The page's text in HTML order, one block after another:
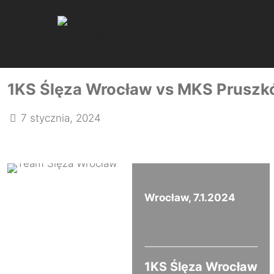
1KS Ślęza Wrocław vs MKS
7 stycznia, 2024
Wrocław, 7.1.2024
1KS Ślęza Wrocław